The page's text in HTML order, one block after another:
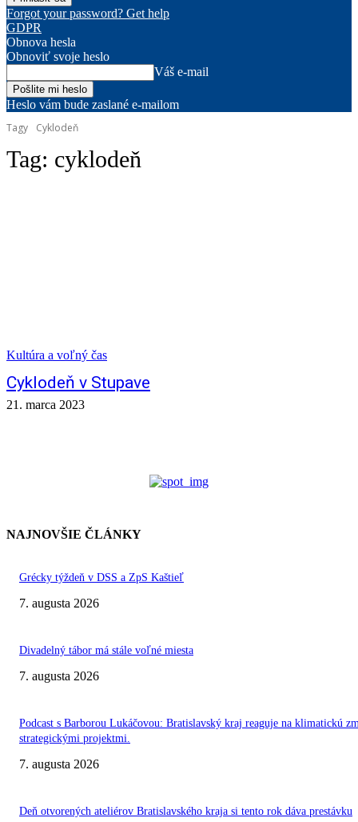
Forgot your password? Get help
GDPR
Obnova hesla
Obnoviť svoje heslo
Váš e-mail
Heslo vám bude zaslané e-mailom
Tagy
Cyklodeň
Tag: cyklodeň
Kultúra a voľný čas
Cyklodeň v Stupave
21. marca 2023
NAJNOVŠIE ČLÁNKY
Grécky týždeň v DSS a ZpS Kaštieľ
7. augusta 2026
Divadelný tábor má stále voľné miesta
7. augusta 2026
Podcast s Barborou Lukáčovou: Bratislavský kraj reaguje na klimatickú
strategickými projektmi.
7. augusta 2026
Deň otvorených ateliérov Bratislavského kraja si tento rok dáva prestávku